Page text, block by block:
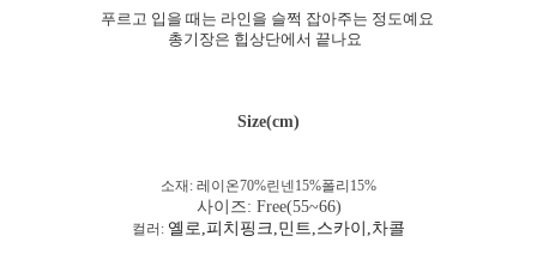
푸르고 입을 때는 라인을 슬쩍 잡아주는 정도예요
총기장은 힙상단에서 끝나요
Size(cm)
소재: 레이온70%린넨15%폴리15%
사이즈: Free(55~66)
컬러: 옐로,피치핑크,민트,스카이,차콜